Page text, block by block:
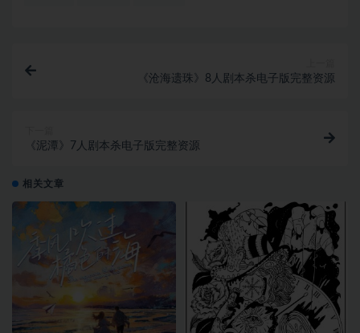
《沧海遗珠》8人剧本杀电子版完整资源
《泥潭》7人剧本杀电子版完整资源
相关文章